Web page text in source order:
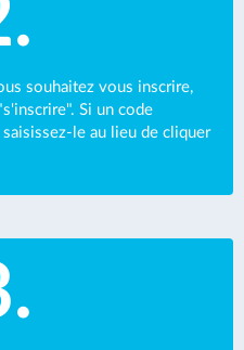
souhaitez vous inscrire,
Si un code
le au lieu de cliquer